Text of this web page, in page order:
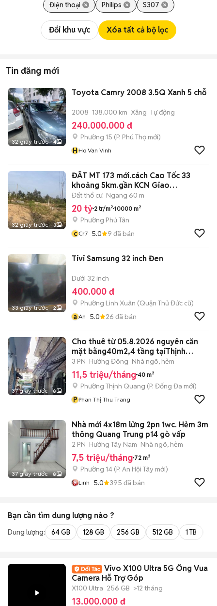
Điện thoại Philips S307
Đổi khu vực Xóa tất cả bộ lọc
Tin đăng mới
32 giây trước 4
Toyota Camry 2008 3.5Q Xanh 5 chỗ
2008 138.000 km Xăng Tự động
240.000.000 đ
Phường 15 (P. Phú Thọ mới)
HHo Van Vinh
32 giây trước 3
ĐẤT MT 173 mới.cách Cao Tốc 33
khoảng 5km.gần KCN Giao
long,phong nẫm
Đất thổ cư Ngang 60 m
20 tỷ 2 tr/m² 10000 m²
Phường Phú Tân
c Cr7 5.0 9 đã bán
33 giây trước 2
Tivi Samsung 32 inch Đen
Dưới 32 inch
400.000 đ
Phường Linh Xuân (Quận Thủ Đức cũ)
a An 5.0 26 đã bán
37 giây trước 8
Cho thuê từ 05.8.2026 nguyên căn
mặt bằng40m2,4 tầng tạiThịnh
Quang
3 PN Hướng Đông Nhà ngõ, hẻm
11,5 triệu/tháng 40 m²
Phường Thịnh Quang (P. Đống Đa mới)
P Phan Thị Thu Trang
37 giây trước 8
Nhà mới 4x18m lửng 2pn 1wc. Hẻm 3m
thông Quang Trung p14 gò vấp
2 PN Hướng Tây Nam Nhà ngõ, hẻm
7,5 triệu/tháng 72 m²
Phường 14 (P. An Hội Tây mới)
Linh 5.0 395 đã bán
Bạn cần tìm dung lượng nào ?
Dung lượng: 64 GB 128 GB 256 GB 512 GB 1 TB
Vivo X100 Ultra 5G Ông Vua
Camera Hỗ Trợ Góp
X100 Ultra 256 GB >12 tháng
13.000.000 đ